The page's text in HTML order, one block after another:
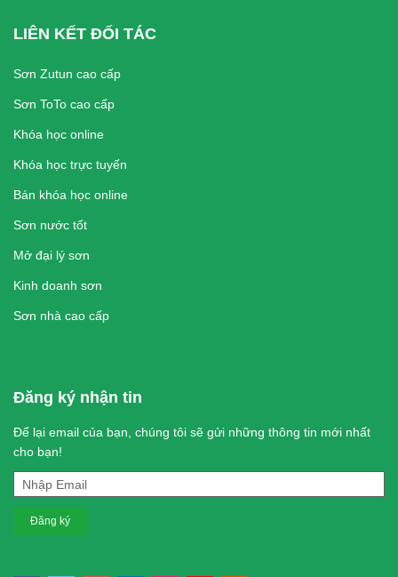
LIÊN KẾT ĐỐI TÁC
Sơn Zutun cao cấp
Sơn ToTo cao cấp
Khóa học online
Khóa học trực tuyến
Bán khóa học online
Sơn nước tốt
Mở đại lý sơn
Kinh doanh sơn
Sơn nhà cao cấp
Đăng ký nhận tin
Để lại email của bạn, chúng tôi sẽ gửi những thông tin mới nhất
cho bạn!